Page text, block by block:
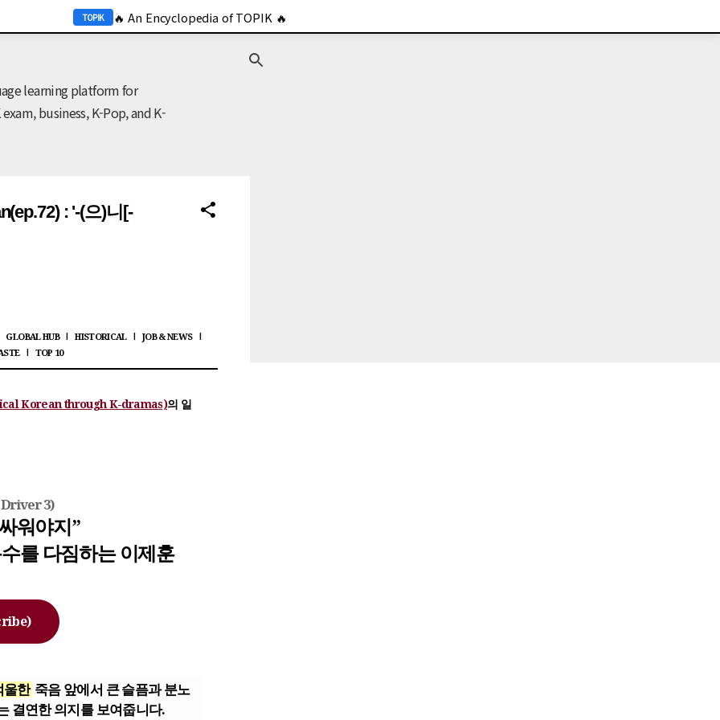
TOPIK 🔥 An Encyclopedia of TOPIK 🔥
🔥 2026 KOR Job Info 🔥
기본 콘텐츠로 건너뛰기
learning platform for
business, K-Pop, and K-
: '-(으)니[-
GLOBAL HUB HISTORICAL JOB & NEWS
TOP 10
Korean through K-dramas)의 일
Driver 3)
워야지”
를 다짐하는 이제훈
울한 죽음 앞에서 큰 슬픔과 분노
결연한 의지를 보여줍니다.